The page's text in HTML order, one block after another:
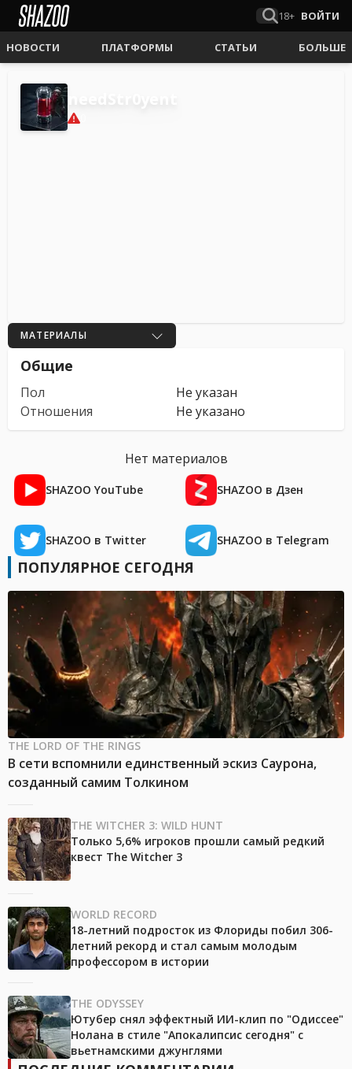
18+ ВОЙТИ
НОВОСТИ ПЛАТФОРМЫ СТАТЬИ БОЛЬШЕ
МАТЕРИАЛЫ
Общие
Пол
Не указан
Отношения
Не указано
Нет материалов
SHAZOO YouTube SHAZOO в Дзен
SHAZOO в Twitter SHAZOO в Telegram
ПОПУЛЯРНОЕ СЕГОДНЯ
THE LORD OF THE RINGS
В сети вспомнили единственный эскиз Саурона,
созданный самим Толкином
THE WITCHER 3: WILD HUNT
Только 5,6% игроков прошли самый редкий
квест The Witcher 3
WORLD RECORD
18-летний подросток из Флориды побил 306-
летний рекорд и стал самым молодым
профессором в истории
THE ODYSSEY
Ютубер снял эффектный ИИ-клип по "Одиссее"
Нолана в стиле "Апокалипсис сегодня" с
вьетнамскими джунглями